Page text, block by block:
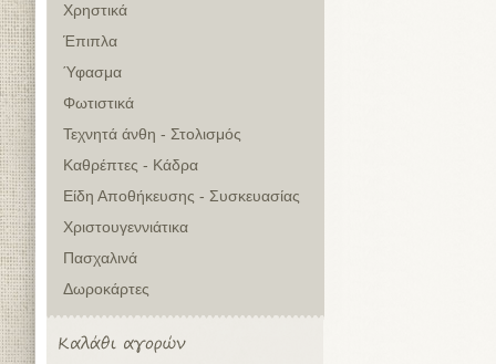
Χρηστικά
Έπιπλα
Ύφασμα
Φωτιστικά
Τεχνητά άνθη - Στολισμός
Καθρέπτες - Κάδρα
Είδη Αποθήκευσης - Συσκευασίας
Χριστουγεννιάτικα
Πασχαλινά
Δωροκάρτες